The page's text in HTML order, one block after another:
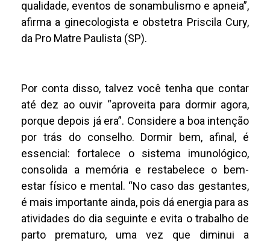
qualidade, eventos de sonambulismo e apneia”,
afirma a ginecologista e obstetra Priscila Cury,
da Pro Matre Paulista (SP).
Por conta disso, talvez você tenha que contar
até dez ao ouvir “aproveita para dormir agora,
porque depois já era”. Considere a boa intenção
por trás do conselho. Dormir bem, afinal, é
essencial: fortalece o sistema imunológico,
consolida a memória e restabelece o bem-
estar físico e mental. “No caso das gestantes,
é mais importante ainda, pois dá energia para as
atividades do dia seguinte e evita o trabalho de
parto prematuro, uma vez que diminui a